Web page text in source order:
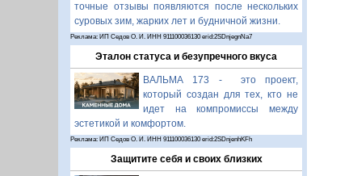
точные отзывы появляются после нескольких
суровых зим, жарких лет и будничной жизни.
Реклама: ИП Седов О. И. ИНН 911100036130 erid:2SDnjegnNa7
Эталон статуса и безупречного вкуса
ВАЛЬМА 173 - это проект,
который создан для тех, кто не
идет на компромиссы между
эстетикой и комфортом.
Реклама: ИП Седов О. И. ИНН 911100036130 erid:2SDnjenhKFh
Защитите себя и своих близких